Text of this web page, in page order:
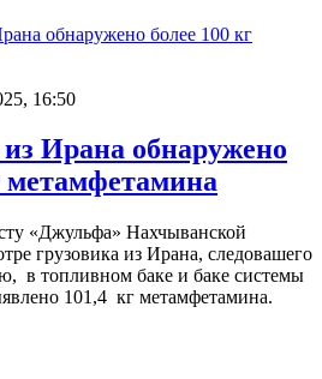
16:50
из Ирана обнаружено
метамфетамина
«Джульфа» Нахчыванской
грузовика из Ирана, следовашего
в топливном баке и баке системы
101,4 кг метамфетамина.